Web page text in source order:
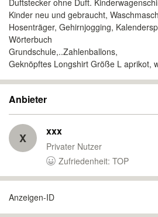
Duftstecker ohne Duft.
Kinder neu und gebraucht,
Hosenträger, Gehirnjogging,
Wörterbuch
Grundschule,..Zahlenballons,
Geknöpftes Longshirt Größe L aprikot,
Anbieter
X xxx
Privater Nutzer
Zufriedenheit: TOP
Anzeigen-ID